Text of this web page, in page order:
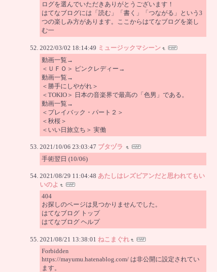
ログを選んでいただきありがとうございます！
はてなブログには「読む」「書く」「つながる」という3
つの楽しみ方があります。ここからはてなブログを楽し
む一
2022/03/02 18:14:49 ミュージックマシーン
動画一覧→
＜ＵＦＯ＞ ピンクレディー→
動画一覧→
＜勝手にしやがれ＞
＜TOKIO＞ 日本の音楽界で最高の「色男」である。
動画一覧→
＜プレイバック・パート２＞
＜秋桜＞
＜いい日旅立ち＞ 実働
2021/10/06 23:03:47 ブタヅラ
手術翌日 (10/06)
2021/08/29 11:04:48 あたしはレズビアンだと思われてもい
いのよ
404
お探しのページは見つかりませんでした。
はてなブログ トップ
はてなブログ ヘルプ
2021/08/21 13:38:01 ねこまぐれ
Forbidden
https://mayumu.hatenablog.com/ は非公開に設定されてい
ます。